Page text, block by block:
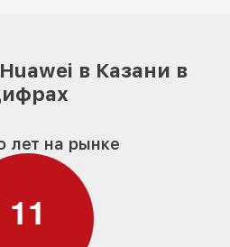
в Казани в
лет на рынке
11